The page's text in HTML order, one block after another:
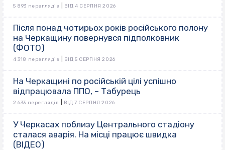
5 893 переглядів ВІД 4 СЕРПНЯ 2026
Після понад чотирьох років російського полону
на Черкащину повернувся підполковник
(ФОТО)
4 318 переглядів ВІД 5 СЕРПНЯ 2026
На Черкащині по російській цілі успішно
відпрацювала ППО, – Табурець
2 633 переглядів ВІД 7 СЕРПНЯ 2026
У Черкасах поблизу Центрального стадіону
сталася аварія. На місці працює швидка
(ВІДЕО)